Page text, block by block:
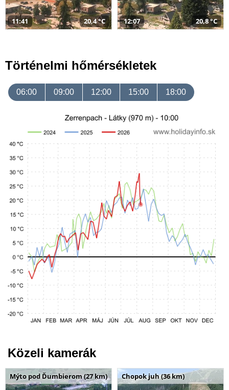
11:41 20,4 °C 12:07 20,8 °C
Történelmi hőmérsékletek
06:00 09:00 12:00 15:00 18:00
Közeli kamerák
Mýto pod Ďumbierom (27 km) Chopok juh (36 km)